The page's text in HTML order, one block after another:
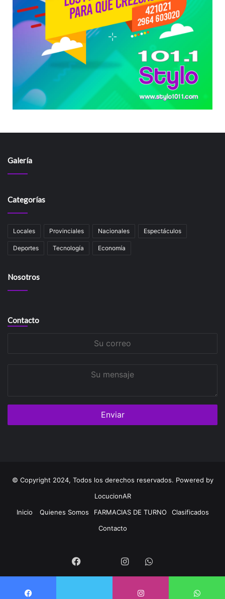
Galería
Categorías
Locales Provinciales Nacionales Espectáculos
Deportes Tecnología Economía
Nosotros
Contacto
© Copyright 2024, Todos los derechos reservados. Powered by
LocucionAR
Inicio
Quienes Somos FARMACIAS DE TURNO
Clasificados
Contacto
Facebook InstagramWhatsapp